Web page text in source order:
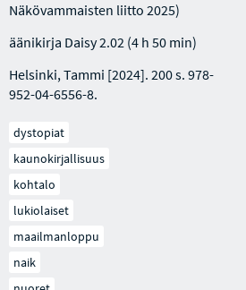
Näkövammaisten liitto 2025)
äänikirja Daisy 2.02 (4 h 50 min)
Helsinki, Tammi [2024]. 200 s. 978-
952-04-6556-8.
dystopiat
kaunokirjallisuus
kohtalo
lukiolaiset
maailmanloppu
naik